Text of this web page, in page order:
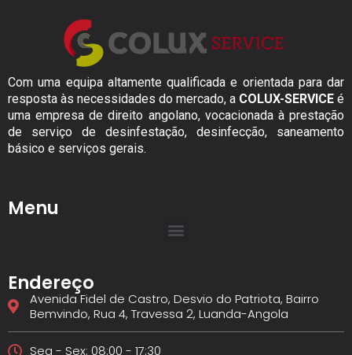
Com uma equipa altamente qualificada e orientada para dar
resposta às necessidades do mercado, a COLUX-SERVICE é
uma empresa de direito angolano, vocacionada à prestação
de serviço de desinfestação, desinfecção, saneamento
básico e serviços gerais.
Menu
Endereço
Avenida Fidel de Castro, Desvio do Patriota, Bairro
Bemvindo, Rua 4, Travessa 2, Luanda-Angola
Seg - Sex: 08:00 - 17:30